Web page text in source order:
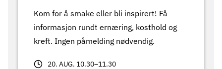
Kom for å smake eller bli inspirert! Få
informasjon rundt ernæring, kosthold og
kreft. Ingen påmelding nødvendig.
20. AUG. 10.30–11.30